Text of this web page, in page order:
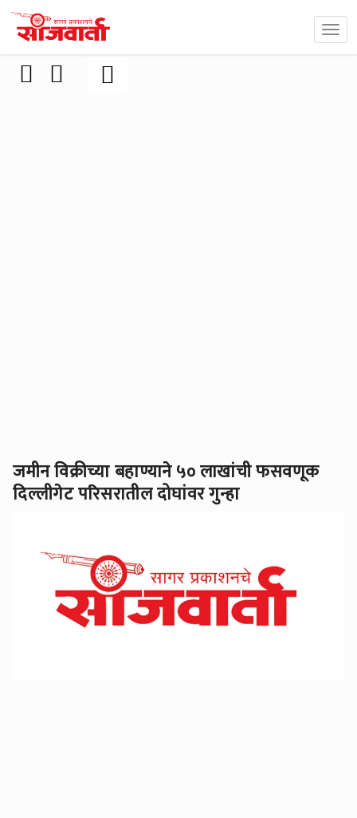
जमीन विक्रीच्या बहाण्याने ५० लाखांची फसवणूक
दिल्लीगेट परिसरातील दोघांवर गुन्हा